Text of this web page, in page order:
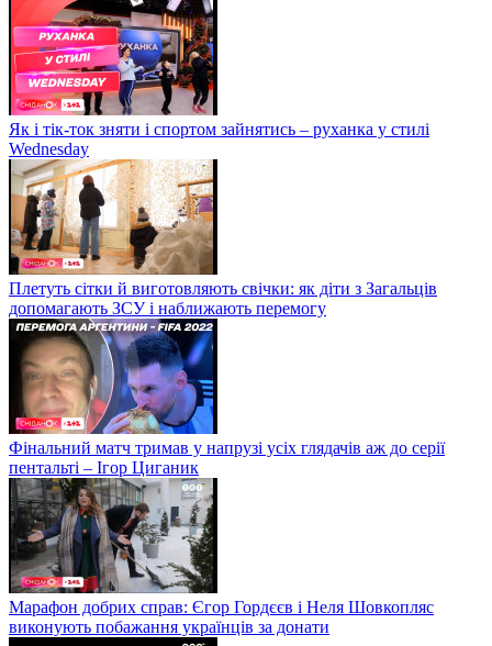
Як і тік-ток зняти і спортом зайнятись – руханка у стилі
Wednesday
Плетуть сітки й виготовляють свічки: як діти з Загальців
допомагають ЗСУ і наближають перемогу
Фінальний матч тримав у напрузі усіх глядачів аж до серії
пентальті – Ігор Циганик
Марафон добрих справ: Єгор Гордєєв і Неля Шовкопляс
виконують побажання українців за донати